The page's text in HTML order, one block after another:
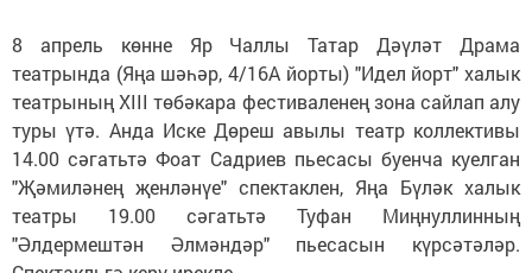
8 апрель көнне Яр Чаллы Татар Дәүләт Драма
театрында (Яңа шәһәр, 4/16А йорты) "Идел йорт" халык
театрының XIII төбәкара фестиваленең зона сайлап алу
туры үтә. Анда Иске Дөреш авылы театр коллективы
14.00 сәгатьтә Фоат Садриев пьесасы буенча куелган
"Җәмиләнең җенләнүе" спектаклен, Яңа Бүләк халык
театры 19.00 сәгатьтә Туфан Миңнуллинның
"Әлдермештән Әлмәндәр" пьесасын күрсәтәләр.